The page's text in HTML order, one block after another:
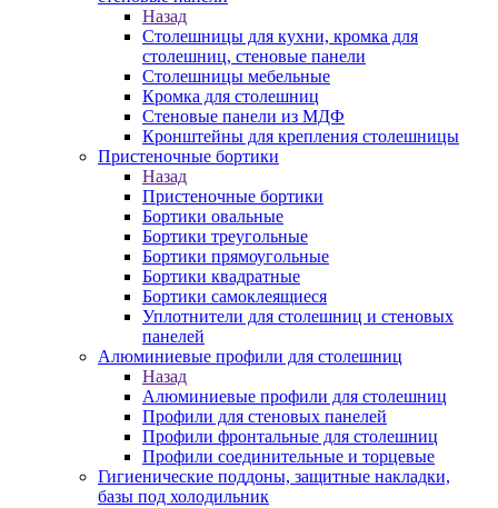
Назад
Столешницы для кухни, кромка для
столешниц, стеновые панели
Столешницы мебельные
Кромка для столешниц
Стеновые панели из МДФ
Кронштейны для крепления столешницы
Пристеночные бортики
Назад
Пристеночные бортики
Бортики овальные
Бортики треугольные
Бортики прямоугольные
Бортики квадратные
Бортики самоклеящиеся
Уплотнители для столешниц и стеновых
панелей
Алюминиевые профили для столешниц
Назад
Алюминиевые профили для столешниц
Профили для стеновых панелей
Профили фронтальные для столешниц
Профили соединительные и торцевые
Гигиенические поддоны, защитные накладки,
базы под холодильник